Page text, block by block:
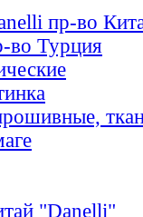
пр-во
во Турция
"Danelli"